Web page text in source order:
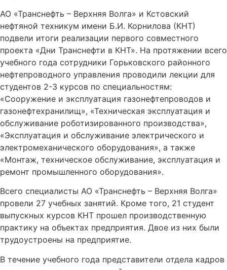
АО «Транснефть – Верхняя Волга» и Кстовский
нефтяной техникум имени Б.И. Корнилова (КНТ)
подвели итоги реализации первого совместного
проекта «Дни Транснефти в КНТ». На протяжении всего
учебного года сотрудники Горьковского районного
нефтепроводного управления проводили лекции для
студентов 2-3 курсов по специальностям:
«Сооружение и эксплуатация газонефтепроводов и
газонефтехранилищ», «Техническая эксплуатация и
обслуживание роботизированного производства»,
«Эксплуатация и обслуживание электрического и
электромеханического оборудования», а также
«Монтаж, техническое обслуживание, эксплуатация и
ремонт промышленного оборудования».
Всего специалисты АО «Транснефть – Верхняя Волга»
провели 27 учебных занятий. Кроме того, 21 студент
выпускных курсов КНТ прошел производственную
практику на объектах предприятия. Двое из них были
трудоустроены на предприятие.
В течение учебного года представители отдела кадров